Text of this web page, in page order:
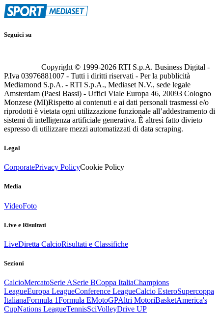
Seguici su
Copyright © 1999-2026 RTI S.p.A. Business Digital -
P.Iva 03976881007 - Tutti i diritti riservati - Per la pubblicità
Mediamond S.p.A. - RTI S.p.A., Mediaset N.V., sede legale
Amsterdam (Paesi Bassi) - Uffici Viale Europa 46, 20093 Cologno
Monzese (MI)Rispetto ai contenuti e ai dati personali trasmessi e/o
riprodotti è vietata ogni utilizzazione funzionale all’addestramento di
sistemi di intelligenza artificiale generativa. È altresì fatto divieto
espresso di utilizzare mezzi automatizzati di data scraping.
Legal
CorporatePrivacy PolicyCookie Policy
Media
VideoFoto
Live e Risultati
LiveDiretta CalcioRisultati e Classifiche
Sezioni
CalcioMercatoSerie ASerie BCoppa ItaliaChampions
LeagueEuropa LeagueConference LeagueCalcio EsteroSupercoppa
ItalianaFormula 1Formula EMotoGPAltri MotoriBasketAmerica's
CupNations LeagueTennisSciVolleyDrive UP